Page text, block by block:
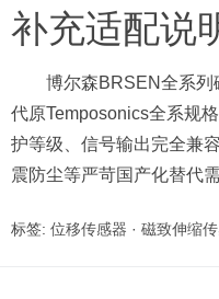
补充适配说
博尔森BRSEN全系列
代原Temposonics全系规
护等级、信号输出完全兼
震防尘等严苛国产化替代需
标签: 位移传感器 · 磁致伸缩